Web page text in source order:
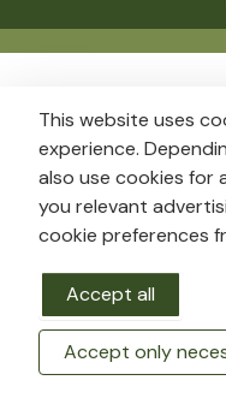
BOOK A ROOM
This website uses
experience.
also use cookies for
you relevant
cookie preferences
Accept all
Accept only